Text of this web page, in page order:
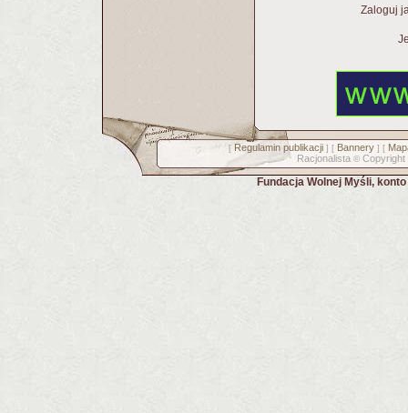
Zaloguj
[ Regulamin publikacji] [ Bannery] [
Racjonalista © Copyright
Fundacja Wolnej Myśli,